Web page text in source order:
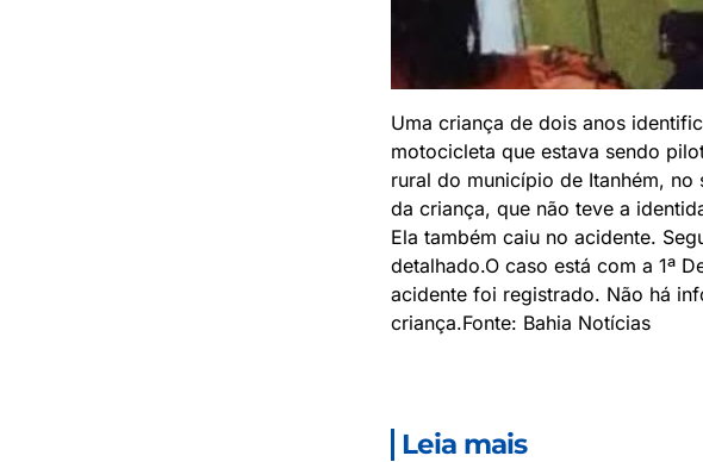
Uma criança de dois anos
motocicleta que estava sendo
rural do município de Itanhém,
da criança, que não teve a
Ela também caiu no acidente.
detalhado.O caso está com a 1ª
acidente foi registrado. Não há
criança.Fonte: Bahia Notícias
Leia mais